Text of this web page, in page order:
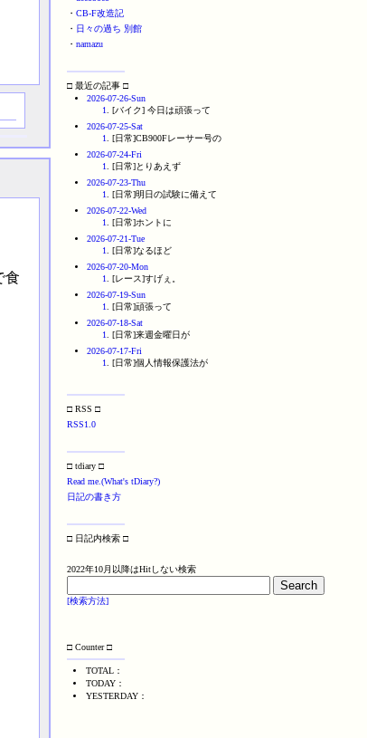
食
・ CB-F改造記
・ 日々の過ち 別館
・ namazu
□ 最近の記事 □
2026-07-26-Sun
1. [バイク] 今日は頑張って
2026-07-25-Sat
1. [日常]CB900Fレーサー号の
2026-07-24-Fri
1. [日常]とりあえず
2026-07-23-Thu
1. [日常]明日の試験に備えて
2026-07-22-Wed
1. [日常]ホントに
2026-07-21-Tue
1. [日常]なるほど
2026-07-20-Mon
1. [レース]すげぇ。
2026-07-19-Sun
1. [日常]頑張って
2026-07-18-Sat
1. [日常]来週金曜日が
2026-07-17-Fri
1. [日常]個人情報保護法が
□ RSS □
RSS1.0
□ tdiary □
Read me.(What's tDiary?)
日記の書き方
□ 日記内検索 □
2022年10月以降はHitしない検索
[検索方法]
□ Counter □
TOTAL：
TODAY：
YESTERDAY：